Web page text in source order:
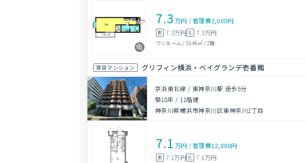
7.3 万円 /管理費2,000円
敷 7.3万円礼 7.3万円
ワンルーム / 19.46㎡/ 2階
賃貸マンション グリフィン横浜・ベイグランデ壱番館
京浜東北線 / 東神奈川駅 徒歩5分
築18年 / 11階建
神奈川県横浜市神奈川区東神奈川2丁目
7.1 万円 /管理費12,000円
敷 7.1万円礼 7.1万円